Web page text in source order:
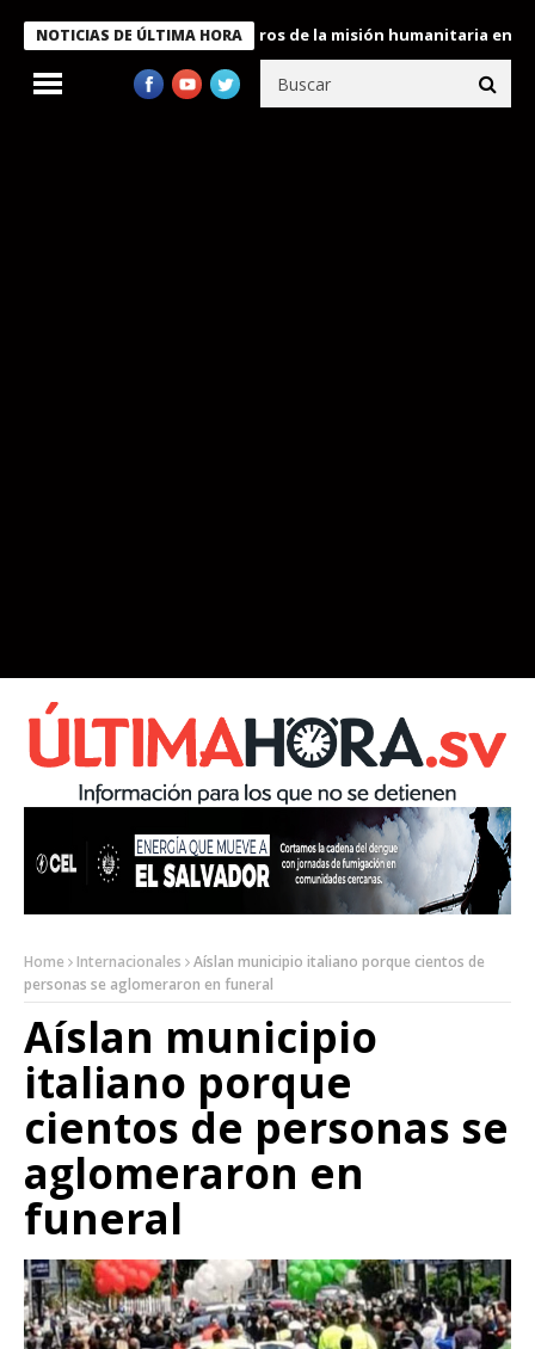
NOTICIAS DE ÚLTIMA HORA
Bukele condecora a miembros de la misión humanitaria enviada a
Home Internacionales
Aíslan municipio italiano porque cientos de
personas se aglomeraron en funeral
Aíslan municipio
italiano porque
cientos de personas se
aglomeraron en
funeral